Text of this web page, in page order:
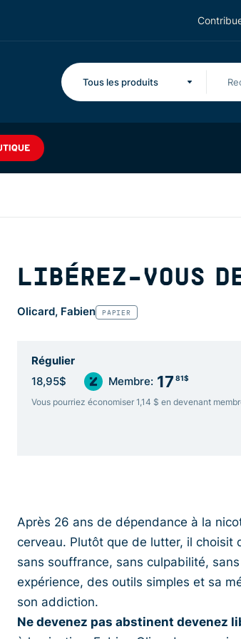
Tous les produits
LIBÉREZ-VOUS
Olicard, Fabien PAPIER
Régulier
18,95$ Membre: 17 81$
Vous pourriez économiser 1,14 $ en devenant
Après 26 ans de dépendance à la
cerveau. Plutôt que de lutter, il choisit
sans souffrance, sans culpabilité,
expérience, des outils simples et sa
son addiction.
Ne devenez pas abstinent devenez